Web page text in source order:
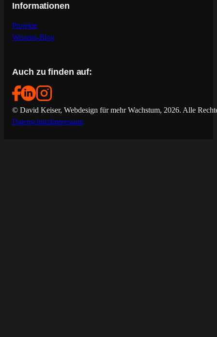
Informationen
Projekte
Wissens-Blog
Auch zu finden auf:
© David Keiser, Webdesign für mehr Wachstum, 2026. Alle
DatenschutzImpressum